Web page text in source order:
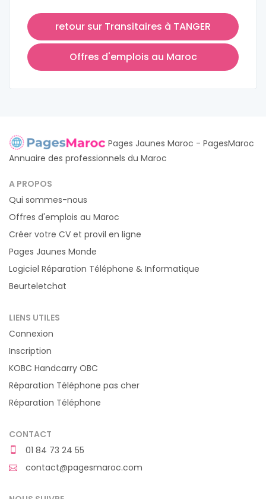
retour sur Transitaires à TANGER
Offres d'emplois au Maroc
Pages Jaunes Maroc - PagesMaroc
Annuaire des professionnels du Maroc
A PROPOS
Qui sommes-nous
Offres d'emplois au Maroc
Créer votre CV et provil en ligne
Pages Jaunes Monde
Logiciel Réparation Téléphone & Informatique
Beurteletchat
LIENS UTILES
Connexion
Inscription
KOBC Handcarry OBC
Réparation Téléphone pas cher
Réparation Téléphone
CONTACT
01 84 73 24 55
contact@pagesmaroc.com